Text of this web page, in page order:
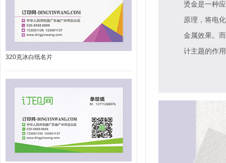
320克冰白纸名片
烫金是一种
原理，将电
金属效果。
计主题的作